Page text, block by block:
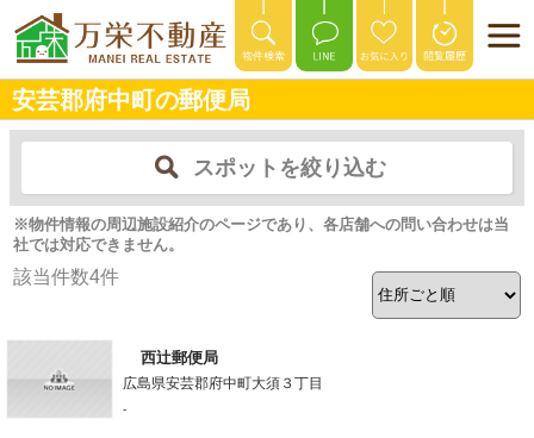
安芸郡府中町の郵便局
スポットを絞り込む
※物件情報の周辺施設紹介のページであり、各店舗への問い合わせは当
社では対応できません。
該当件数4件
西辻郵便局
広島県安芸郡府中町大須３丁目
-